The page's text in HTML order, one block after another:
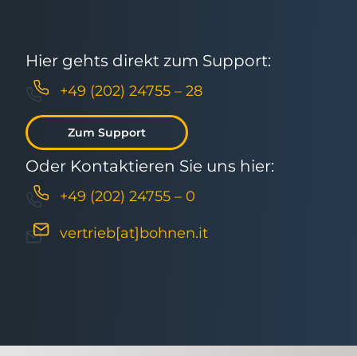
Hier gehts direkt zum Support:
+49 (202) 24755 – 28
Zum Support
Oder Kontaktieren Sie uns hier:
+49 (202) 24755 – 0
vertrieb[at]bohnen.it